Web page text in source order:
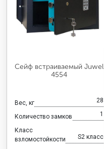
Сейф встраиваемый Juwel
4554
Вес, кг 28
Количество замков 1
Класс
взломостойкости
S2 класс